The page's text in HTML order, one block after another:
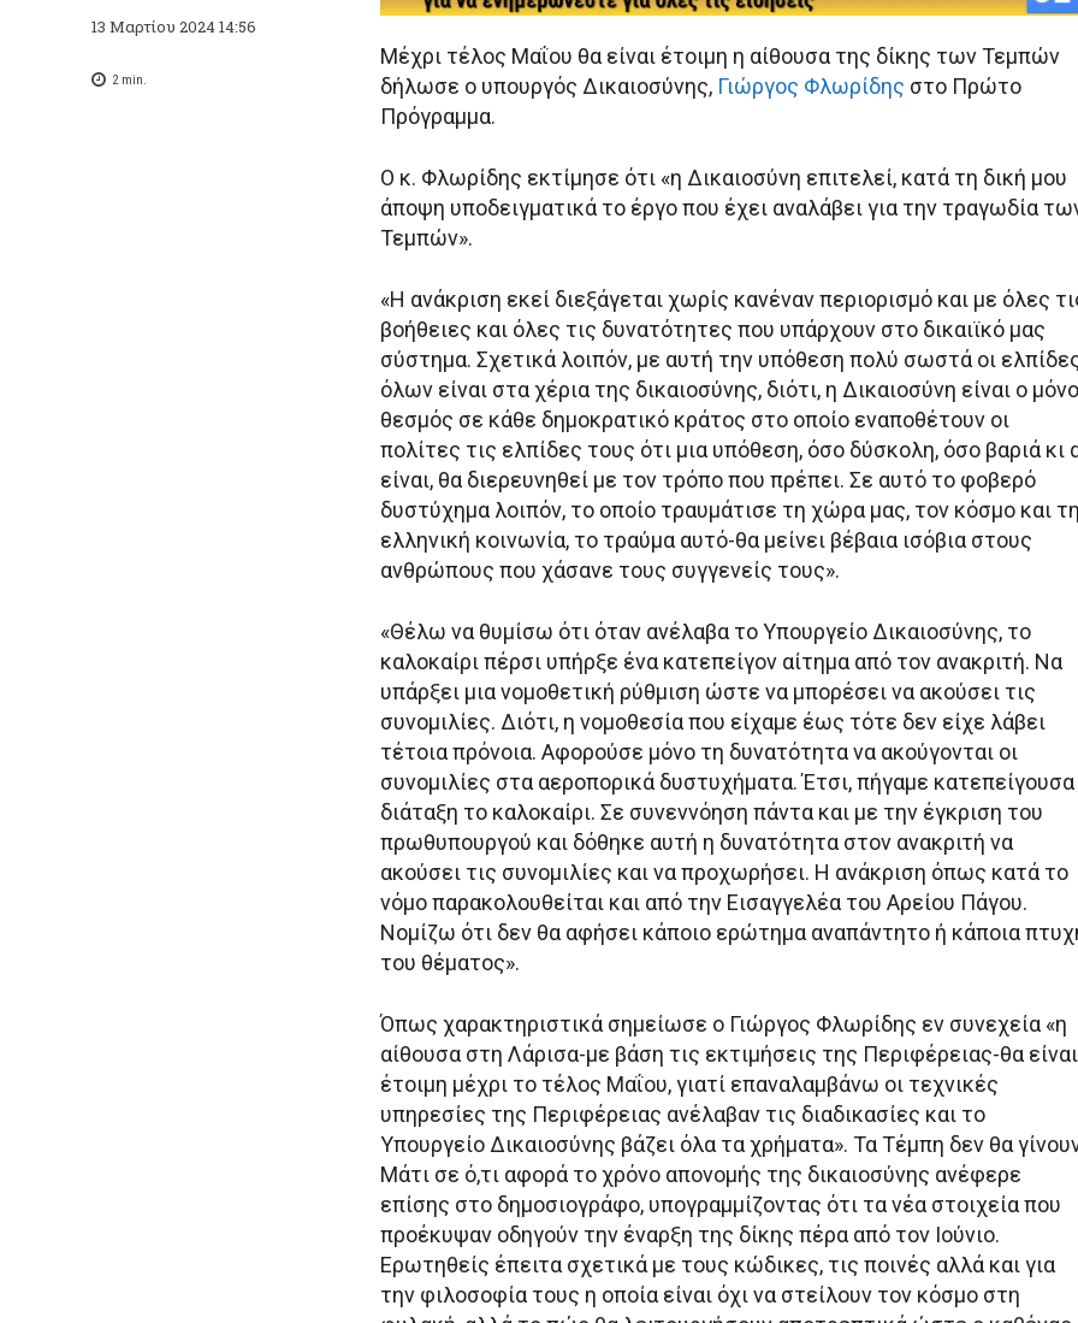
13 Μαρτίου 2024 14:56
2min.
Μέχρι τέλος Μαΐου θα είναι έτοιμη η αίθουσα της δίκης των Τεμπών
δήλωσε ο υπουργός Δικαιοσύνης, Γιώργος Φλωρίδης στο Πρώτο
Πρόγραμμα.
Ο κ. Φλωρίδης εκτίμησε ότι «η Δικαιοσύνη επιτελεί, κατά τη δική μου
άποψη υποδειγματικά το έργο που έχει αναλάβει για την τραγωδία
Τεμπών».
«Η ανάκριση εκεί διεξάγεται χωρίς κανέναν περιορισμό και με όλες
βοήθειες και όλες τις δυνατότητες που υπάρχουν στο δικαιϊκό μας
σύστημα. Σχετικά λοιπόν, με αυτή την υπόθεση πολύ σωστά οι
όλων είναι στα χέρια της δικαιοσύνης, διότι, η Δικαιοσύνη είναι ο
θεσμός σε κάθε δημοκρατικό κράτος στο οποίο εναποθέτουν οι
πολίτες τις ελπίδες τους ότι μια υπόθεση, όσο δύσκολη, όσο βαριά κι
είναι, θα διερευνηθεί με τον τρόπο που πρέπει. Σε αυτό το φοβερό
δυστύχημα λοιπόν, το οποίο τραυμάτισε τη χώρα μας, τον κόσμο και
ελληνική κοινωνία, το τραύμα αυτό-θα μείνει βέβαια ισόβια στους
ανθρώπους που χάσανε τους συγγενείς τους».
«Θέλω να θυμίσω ότι όταν ανέλαβα το Υπουργείο Δικαιοσύνης, το
καλοκαίρι πέρσι υπήρξε ένα κατεπείγον αίτημα από τον ανακριτή. Να
υπάρξει μια νομοθετική ρύθμιση ώστε να μπορέσει να ακούσει τις
συνομιλίες. Διότι, η νομοθεσία που είχαμε έως τότε δεν είχε λάβει
τέτοια πρόνοια. Αφορούσε μόνο τη δυνατότητα να ακούγονται οι
συνομιλίες στα αεροπορικά δυστυχήματα. Έτσι, πήγαμε κατεπείγουσα
διάταξη το καλοκαίρι. Σε συνεννόηση πάντα και με την έγκριση του
πρωθυπουργού και δόθηκε αυτή η δυνατότητα στον ανακριτή να
ακούσει τις συνομιλίες και να προχωρήσει. Η ανάκριση όπως κατά το
νόμο παρακολουθείται και από την Εισαγγελέα του Αρείου Πάγου.
Νομίζω ότι δεν θα αφήσει κάποιο ερώτημα αναπάντητο ή κάποια
του θέματος».
Όπως χαρακτηριστικά σημείωσε ο Γιώργος Φλωρίδης εν συνεχεία «η
αίθουσα στη Λάρισα-με βάση τις εκτιμήσεις της Περιφέρειας-θα είναι
έτοιμη μέχρι το τέλος Μαΐου, γιατί επαναλαμβάνω οι τεχνικές
υπηρεσίες της Περιφέρειας ανέλαβαν τις διαδικασίες και το
Υπουργείο Δικαιοσύνης βάζει όλα τα χρήματα». Τα Τέμπη δεν θα
Μάτι σε ό,τι αφορά το χρόνο απονομής της δικαιοσύνης ανέφερε
επίσης στο δημοσιογράφο, υπογραμμίζοντας ότι τα νέα στοιχεία που
προέκυψαν οδηγούν την έναρξη της δίκης πέρα από τον Ιούνιο.
Ερωτηθείς έπειτα σχετικά με τους κώδικες, τις ποινές αλλά και για
την φιλοσοφία τους η οποία είναι όχι να στείλουν τον κόσμο στη